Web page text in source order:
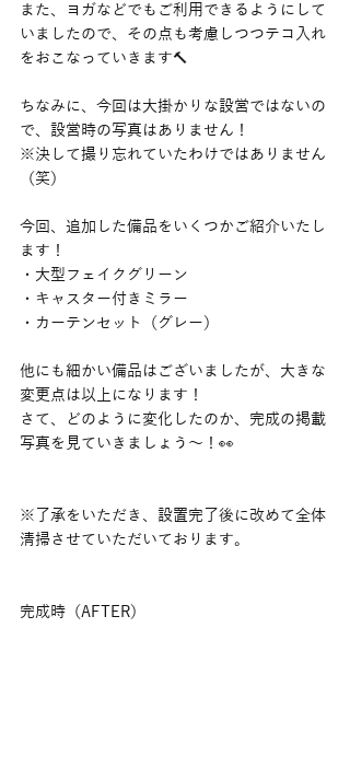
また、ヨガなどでもご利用できるようにして
いましたので、その点も考慮しつつテコ入れ
をおこなっていきます🔨
ちなみに、今回は大掛かりな設営ではないの
で、設営時の写真はありません！
※決して撮り忘れていたわけではありません
（笑）
今回、追加した備品をいくつかご紹介いたし
ます！
・大型フェイクグリーン
・キャスター付きミラー
・カーテンセット（グレー）
他にも細かい備品はございましたが、大きな
変更点は以上になります！
さて、どのように変化したのか、完成の掲載
写真を見ていきましょう〜！👀
※了承をいただき、設置完了後に改めて全体
清掃させていただいております。
完成時（AFTER）